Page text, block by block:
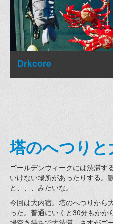
Drkcore
塔のへつりと
ゴールデンウィークには渋滞す
いけない場所があったりする。
と、、、みたいな。
今回は大内宿。塔のへつりから
った。普通にいくと30分もかか